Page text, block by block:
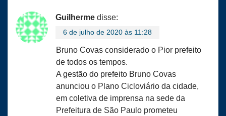
Guilherme disse:
6 de julho de 2020 às 11:28
Bruno Covas considerado o Pior prefeito
de todos os tempos.
A gestão do prefeito Bruno Covas
anunciou o Plano Cicloviário da cidade,
em coletiva de imprensa na sede da
Prefeitura de São Paulo prometeu